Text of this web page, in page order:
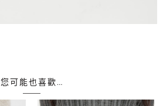
您可能也喜歡…